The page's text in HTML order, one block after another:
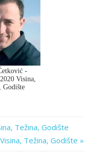
-
Visina,
Godište
Težina, Godište
Težina, Godište